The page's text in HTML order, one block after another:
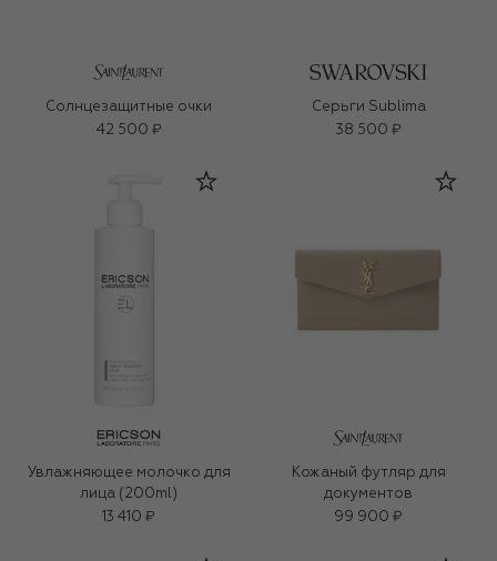
Солнцезащитные очки
42 500 ₽
Серьги Sublima
38 500 ₽
Увлажняющее молочко для
лица (200ml)
13 410 ₽
Кожаный футляр для
документов
99 900 ₽